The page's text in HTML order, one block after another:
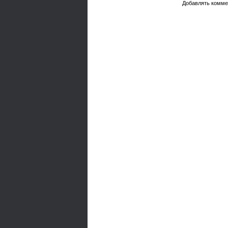
Добавлять